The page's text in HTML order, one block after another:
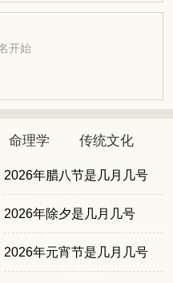
开始
命理学 传统文化
2026年腊八节是几月几号
2026年除夕是几月几号
2026年元宵节是几月几号